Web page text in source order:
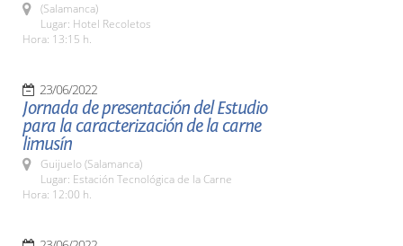
(Salamanca)
Lugar: Hotel Recoletos
Hora: 13:15 h.
23/06/2022
Jornada de presentación del Estudio
para la caracterización de la carne
limusín
Guijuelo (Salamanca)
Lugar: Estación Tecnológica de la Carne
Hora: 12:00 h.